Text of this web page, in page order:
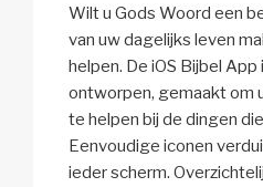
Wilt u Gods Woord een
van uw dagelijks leven
helpen. De iOS Bijbel
ontworpen, gemaakt om
te helpen bij de dingen
Eenvoudige iconen
ieder scherm.